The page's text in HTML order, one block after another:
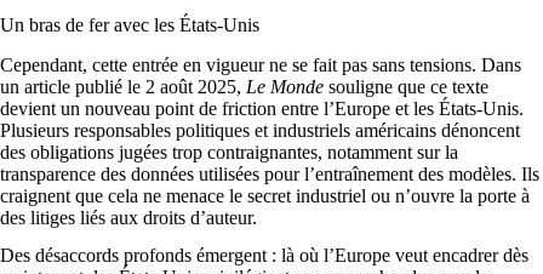
Un bras de fer avec les États-Unis
Cependant, cette entrée en vigueur ne se fait pas sans tensions. Dans
un article publié le 2 août 2025, Le Monde souligne que ce texte
devient un nouveau point de friction entre l’Europe et les États-Unis.
Plusieurs responsables politiques et industriels américains dénoncent
des obligations jugées trop contraignantes, notamment sur la
transparence des données utilisées pour l’entraînement des modèles. Ils
craignent que cela ne menace le secret industriel ou n’ouvre la porte à
des litiges liés aux droits d’auteur.
Des désaccords profonds émergent : là où l’Europe veut encadrer dès